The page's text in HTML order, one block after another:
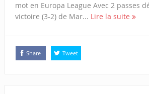
mot en Europa League Avec 2 passes
victoire (3-2) de Mar... Lire la suite
Share Tweet